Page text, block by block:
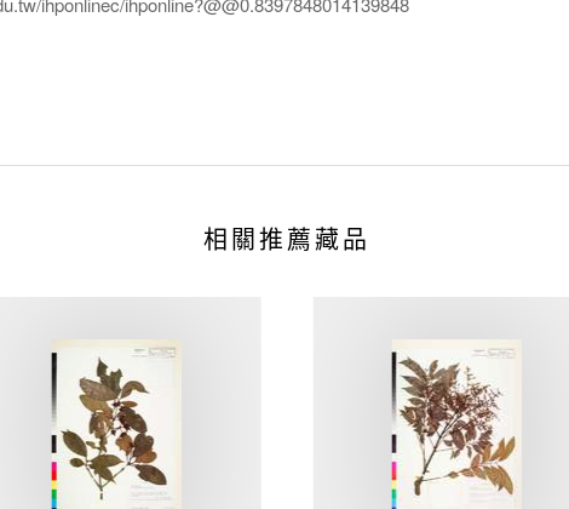
相關推薦藏品